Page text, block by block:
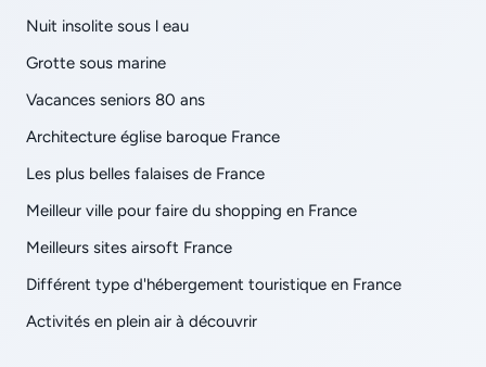
Nuit insolite sous l eau
Grotte sous marine
Vacances seniors 80 ans
Architecture église baroque France
Les plus belles falaises de France
Meilleur ville pour faire du shopping en France
Meilleurs sites airsoft France
Différent type d'hébergement touristique en France
Activités en plein air à découvrir